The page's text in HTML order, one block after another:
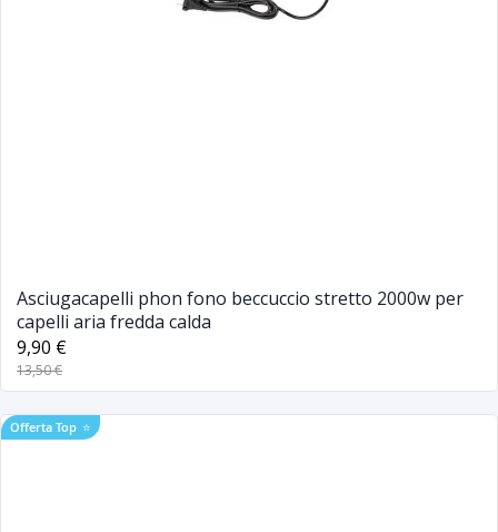
Asciugacapelli phon fono beccuccio stretto 2000w per
capelli aria fredda calda
9,90 €
13,50 €
Offerta Top ⭐